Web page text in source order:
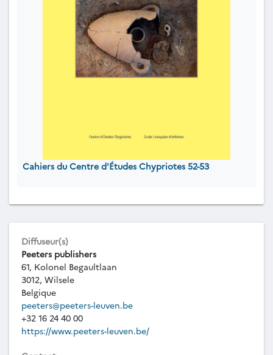
Cahiers du Centre d'Études Chypriotes 52-53
Diffuseur(s)
Peeters publishers
61, Kolonel Begaultlaan
3012, Wilsele
Belgique
peeters@peeters-leuven.be
+32 16 24 40 00
https://www.peeters-leuven.be/